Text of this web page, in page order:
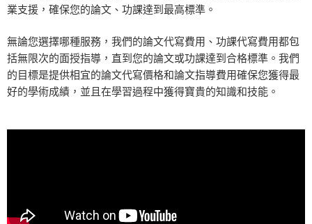
業支援，確保您的論文、功課達到最高標準。
無論您選擇哪種服務，我們的論文代寫費用、功課代寫費用都包
括無限次的面授指導，直到您的論文或功課達到合格標準。我們
的目標是提供相宜的論文代寫價格和論文指導費用確保您獲得最
好的學術成績，並且在學習過程中獲得寶貴的知識和技能。